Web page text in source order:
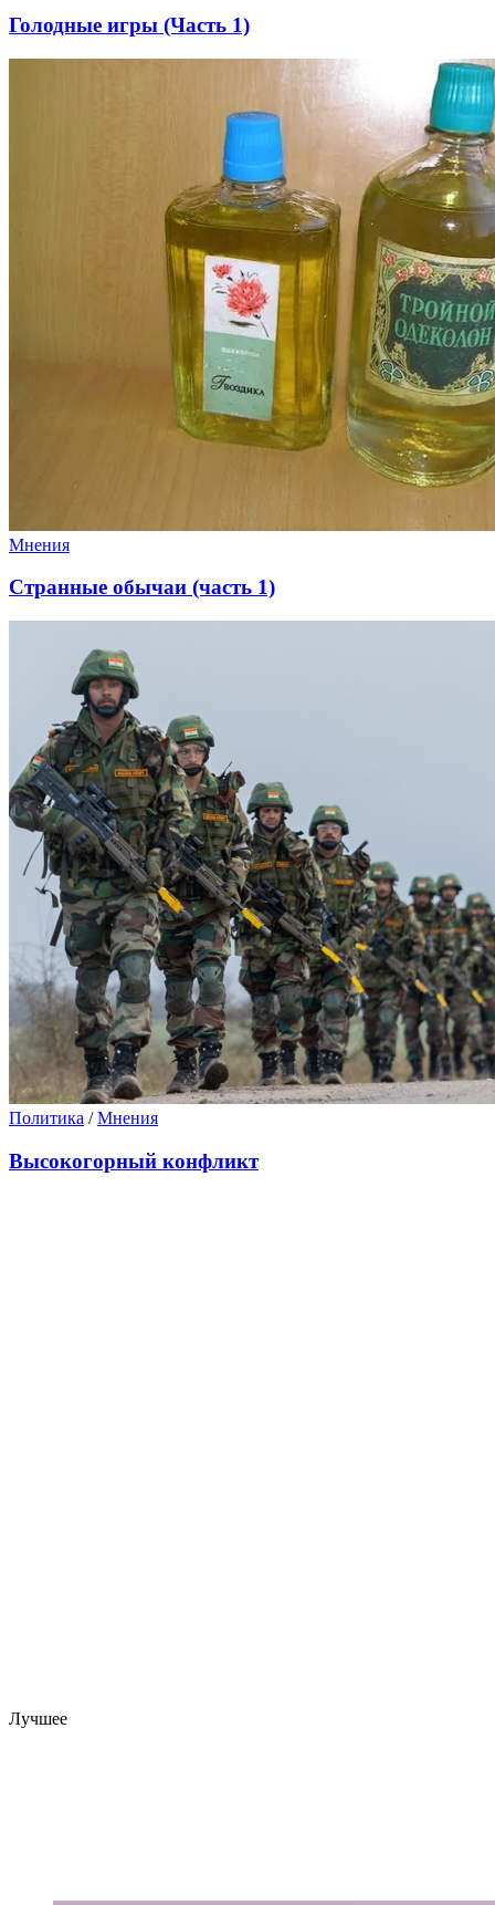
Голодные игры (Часть 1)
Мнения
Странные обычаи (часть 1)
Политика /Мнения
Высокогорный конфликт
Лучшее